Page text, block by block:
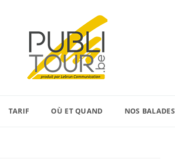
TARIF OÙ ET QUAND NOS BALADES